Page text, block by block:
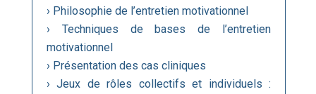
› Philosophie de l’entretien motivationnel
› Techniques de bases de l’entretien
motivationnel
› Présentation des cas cliniques
› Jeux de rôles collectifs et individuels :